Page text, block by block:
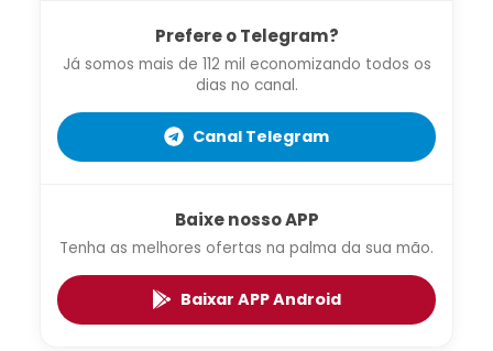
Prefere o Telegram?
Já somos mais de 112 mil economizando todos os
dias no canal.
Canal Telegram
Baixe nosso APP
Tenha as melhores ofertas na palma da sua mão.
Baixar APP Android